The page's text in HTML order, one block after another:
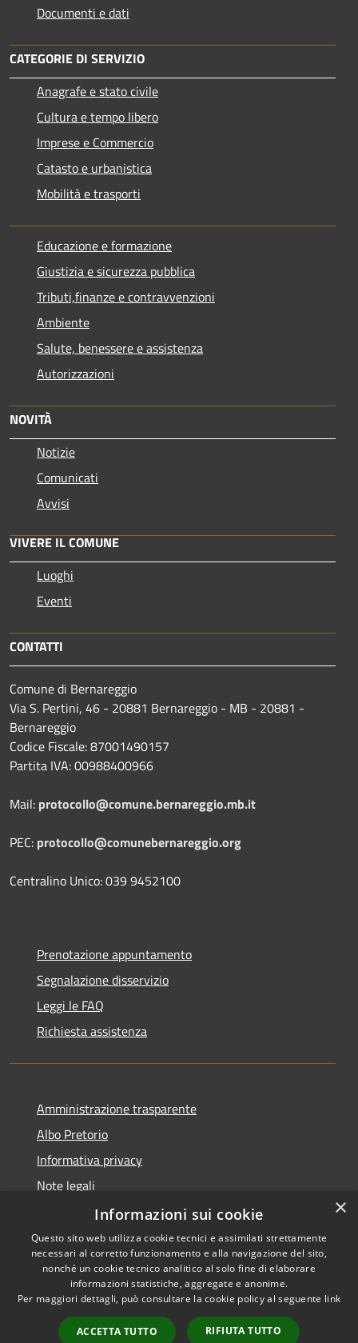
Documenti e dati
CATEGORIE DI SERVIZIO
Anagrafe e stato civile
Cultura e tempo libero
Imprese e Commercio
Catasto e urbanistica
Mobilità e trasporti
Educazione e formazione
Giustizia e sicurezza pubblica
Tributi,finanze e contravvenzioni
Ambiente
Salute, benessere e assistenza
Autorizzazioni
NOVITÀ
Notizie
Comunicati
Avvisi
VIVERE IL COMUNE
Luoghi
Eventi
CONTATTI
Comune di Bernareggio
Via S. Pertini, 46 - 20881 Bernareggio - MB - 20881 -
Bernareggio
Codice Fiscale: 87001490157
Partita IVA: 00988400966
Mail: protocollo@comune.bernareggio.mb.it
PEC: protocollo@comunebernareggio.org
Centralino Unico: 039 9452100
Prenotazione appuntamento
Segnalazione disservizio
Leggi le FAQ
Richiesta assistenza
Amministrazione trasparente
Albo Pretorio
Informativa privacy
Note legali
Dichiarazione di accessibilità
RSS
Copyright © 2026 • Comune di
Municipium•
Accesso
×
Informazioni sui cookie
Questo sito web utilizza cookie tecnici e assimilati strettamente
necessari al corretto funzionamento e alla navigazione del sito,
nonché un cookie tecnico analitico al solo fine di elaborare
informazioni statistiche, aggregate e anonime.
Per maggiori dettagli, può consultare la cookie policy al seguente link
ACCETTA TUTTO RIFIUTA TUTTO